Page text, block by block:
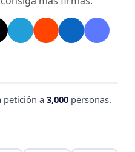
petición a 3,000 personas.